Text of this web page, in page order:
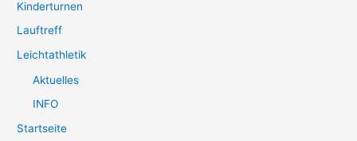
Kinderturnen
Lauftreff
Leichtathletik
Aktuelles
INFO
Startseite